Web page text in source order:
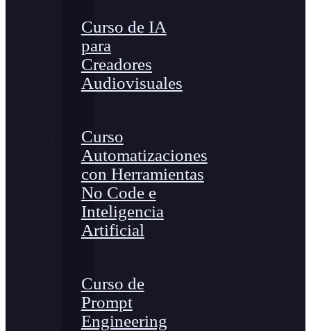
Curso de IA
para
Creadores
Audiovisuales
Curso
Automatizaciones
con Herramientas
No Code e
Inteligencia
Artificial
Curso de
Prompt
Engineering